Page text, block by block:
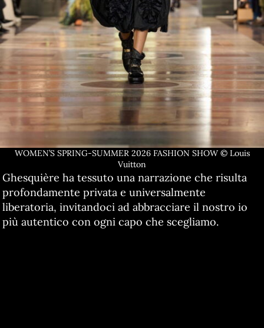
WOMEN’S SPRING-SUMMER 2026 FASHION SHOW © Louis
Vuitton
Ghesquière ha tessuto una narrazione che risulta
profondamente privata e universalmente
liberatoria, invitandoci ad abbracciare il nostro io
più autentico con ogni capo che scegliamo.